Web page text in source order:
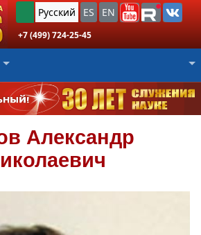
Русский ES EN
+7 (499) 724-25-45
Александр